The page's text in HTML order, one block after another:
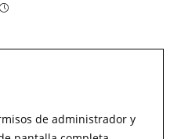
de administrador y